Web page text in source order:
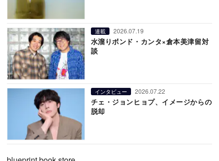
連載 2026.07.19
水溜りボンド・カンタ×倉本美津留対
談
インタビュー 2026.07.22
チェ・ジョンヒョプ、イメージからの
脱却